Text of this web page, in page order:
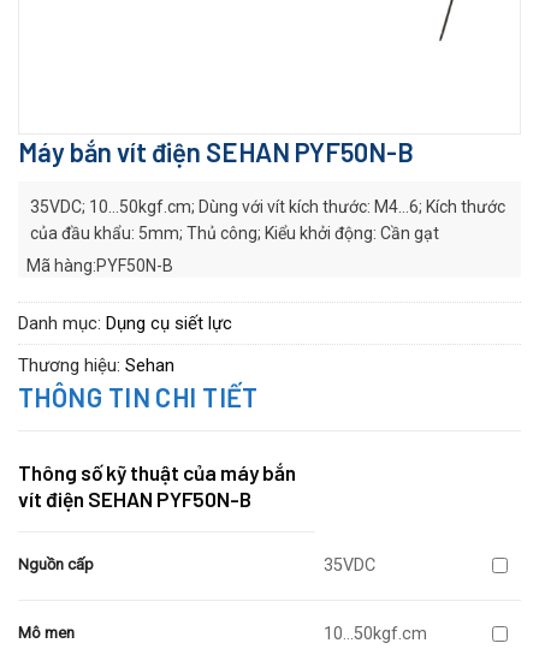
Máy bắn vít điện SEHAN PYF50N-B
35VDC; 10…50kgf.cm; Dùng với vít kích thước: M4…6; Kích thước
của đầu khẩu: 5mm; Thủ công; Kiểu khởi động: Cần gạt
Mã hàng:PYF50N-B
Series:YF series
Danh mục: Dụng cụ siết lực
Thương hiệu: Sehan
THÔNG TIN CHI TIẾT
Thông số kỹ thuật của máy bắn
vít điện SEHAN PYF50N-B
Nguồn cấp 35VDC
Mô men 10…50kgf.cm